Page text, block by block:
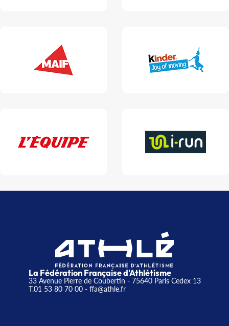
La Fédération Française d'Athlétisme
33 Avenue Pierre de Coubertin - 75640 Paris Cedex 13
T.01 53 80 70 00- ffa@athle.fr